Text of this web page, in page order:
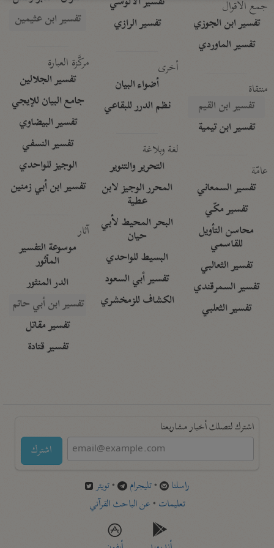
جمع الأقوال
تفسير ابن الجوزي
تفسير الماوردي
منتقاة
تفسير ابن القيم
تفسير ابن تيمية
عامّة
تفسير السمعاني
تفسير مكّي
محاسن التأويل
للقاسمي
تفسير الثعالبي
تفسير السمرقندي
تفسير الثعلبي
تفسير الرازي
أخرى
أضواء البيان
نظم الدرر للبقاعي
لغة وبلاغة
التحرير والتنوير
المحرر الوجيز لابن
عطية
البحر المحيط لأبي
حيان
البسيط للواحدي
تفسير أبي السعود
الكشاف للزمخشري
تفسير ابن عثيمين
مركَّزة العبارة
تفسير الجلالين
جامع البيان للإيجي
تفسير البيضاوي
تفسير النسفي
الوجيز للواحدي
تفسير ابن أبي زمنين
آثار
موسوعة التفسير
المأثور
الدر المنثور
تفسير ابن أبي حاتم
تفسير مقاتل
تفسير قتادة
اشترك لتصلك أخبار مشاريعنا
اشترك
راسلنا •تليجرام •تويتر
تعليمات •عن الباحث القرآني